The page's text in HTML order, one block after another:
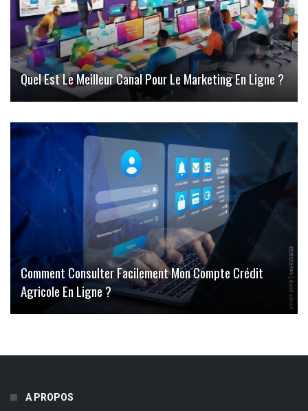
Quel Est Le Meilleur Canal Pour Le Marketing En Ligne ?
Comment Consulter Facilement Mon Compte Crédit
Agricole En Ligne ?
A PROPOS